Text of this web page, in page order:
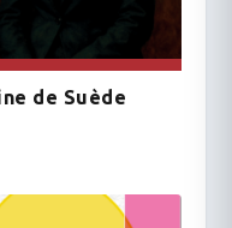
de Suède